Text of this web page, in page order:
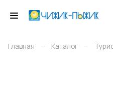
Главная – Каталог –